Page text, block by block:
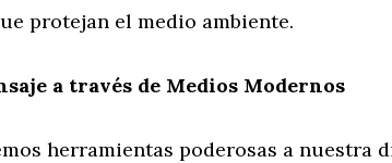
protejan el medio ambiente.
a través de Medios Modernos
herramientas poderosas a nuestra